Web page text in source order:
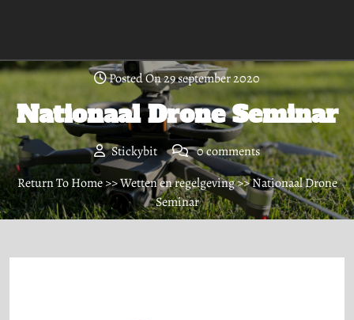
Posted On 29 september 2020
Nationaal Drone Seminar
Stickybit
0 comments
Return To Home>>Wetten en regelgeving>> Nationaal Drone
Seminar